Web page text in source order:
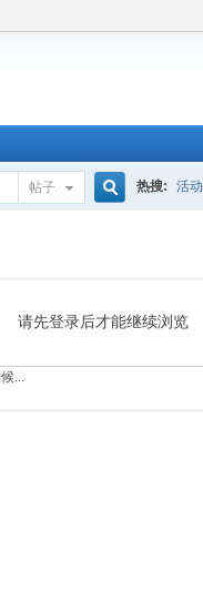
帖子
索
热搜: 活动
请先登录后才能继续浏览
...